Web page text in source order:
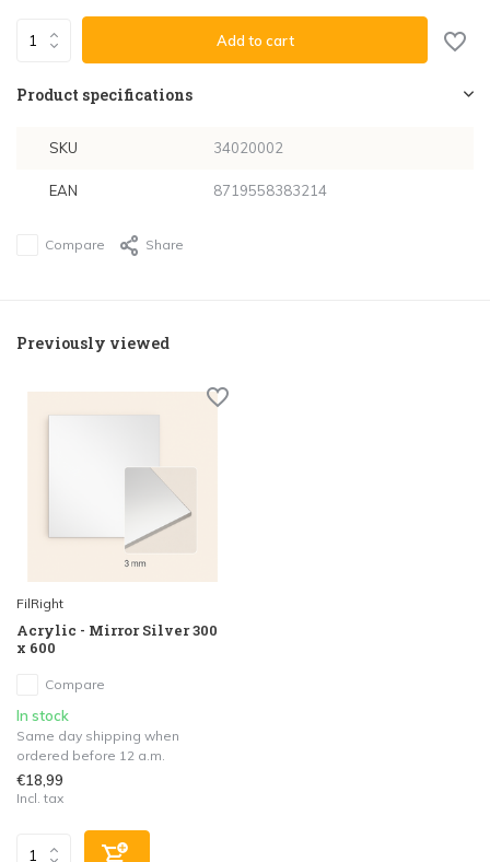
Add to cart
Product specifications
SKU 34020002
EAN 8719558383214
Compare Share
Previously viewed
FilRight
Acrylic - Mirror Silver 300
x 600
Compare
In stock
Same day shipping when
ordered before 12 a.m.
€18,99
Incl. tax